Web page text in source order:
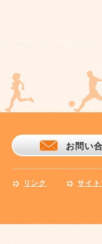
お問い
リンク サイ